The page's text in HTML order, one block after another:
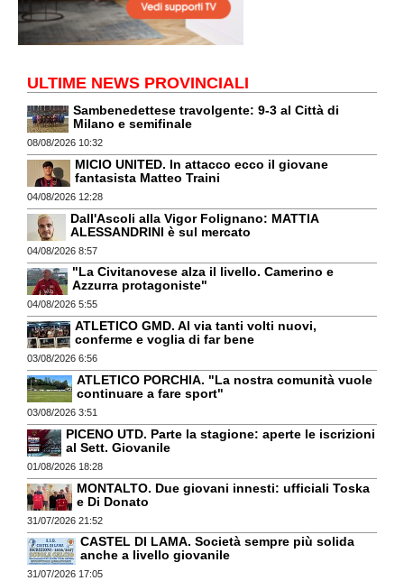
ULTIME NEWS PROVINCIALI
Sambenedettese travolgente: 9-3 al Città di
Milano e semifinale
08/08/2026 10:32
MICIO UNITED. In attacco ecco il giovane
fantasista Matteo Traini
04/08/2026 12:28
Dall'Ascoli alla Vigor Folignano: MATTIA
ALESSANDRINI è sul mercato
04/08/2026 8:57
"La Civitanovese alza il livello. Camerino e
Azzurra protagoniste"
04/08/2026 5:55
ATLETICO GMD. Al via tanti volti nuovi,
conferme e voglia di far bene
03/08/2026 6:56
ATLETICO PORCHIA. "La nostra comunità vuole
continuare a fare sport"
03/08/2026 3:51
PICENO UTD. Parte la stagione: aperte le iscrizioni
al Sett. Giovanile
01/08/2026 18:28
MONTALTO. Due giovani innesti: ufficiali Toska
e Di Donato
31/07/2026 21:52
CASTEL DI LAMA. Società sempre più solida
anche a livello giovanile
31/07/2026 17:05